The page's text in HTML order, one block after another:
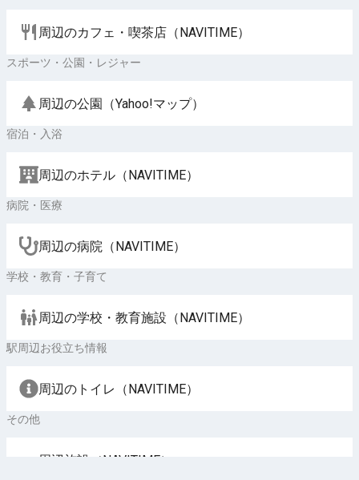
周辺のカフェ・喫茶店（NAVITIME）
スポーツ・公園・レジャー
周辺の公園（Yahoo!マップ）
宿泊・入浴
周辺のホテル（NAVITIME）
病院・医療
周辺の病院（NAVITIME）
学校・教育・子育て
周辺の学校・教育施設（NAVITIME）
駅周辺お役立ち情報
周辺のトイレ（NAVITIME）
その他
周辺施設（NAVITIME）